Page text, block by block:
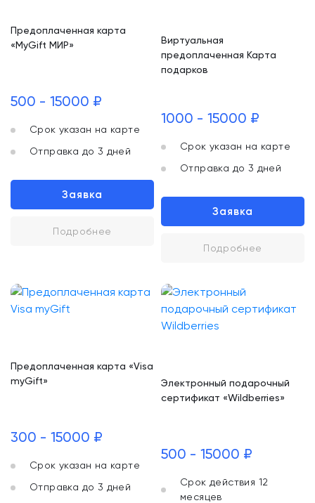
Предоплаченная карта
«MyGift МИР»
500 - 15000 ₽
Срок указан на карте
Отправка до 3 дней
Заявка
Подробнее
Виртуальная
предоплаченная Карта
подарков
1000 - 15000 ₽
Срок указан на карте
Отправка до 3 дней
Заявка
Подробнее
Предоплаченная карта «Visa
myGift»
300 - 15000 ₽
Срок указан на карте
Отправка до 3 дней
Электронный подарочный
сертификат «Wildberries»
500 - 15000 ₽
Срок действия 12
месяцев